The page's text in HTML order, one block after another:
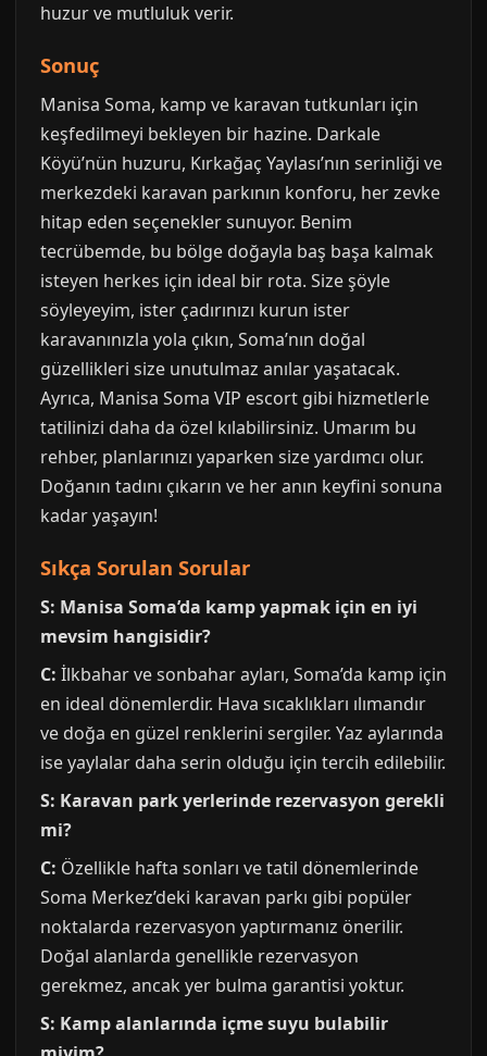
huzur ve mutluluk verir.
Sonuç
Manisa Soma, kamp ve karavan tutkunları için
keşfedilmeyi bekleyen bir hazine. Darkale
Köyü’nün huzuru, Kırkağaç Yaylası’nın serinliği ve
merkezdeki karavan parkının konforu, her zevke
hitap eden seçenekler sunuyor. Benim
tecrübemde, bu bölge doğayla baş başa kalmak
isteyen herkes için ideal bir rota. Size şöyle
söyleyeyim, ister çadırınızı kurun ister
karavanınızla yola çıkın, Soma’nın doğal
güzellikleri size unutulmaz anılar yaşatacak.
Ayrıca, Manisa Soma VIP escort gibi hizmetlerle
tatilinizi daha da özel kılabilirsiniz. Umarım bu
rehber, planlarınızı yaparken size yardımcı olur.
Doğanın tadını çıkarın ve her anın keyfini sonuna
kadar yaşayın!
Sıkça Sorulan Sorular
S: Manisa Soma’da kamp yapmak için en iyi
mevsim hangisidir?
C: İlkbahar ve sonbahar ayları, Soma’da kamp için
en ideal dönemlerdir. Hava sıcaklıkları ılımandır
ve doğa en güzel renklerini sergiler. Yaz aylarında
ise yaylalar daha serin olduğu için tercih edilebilir.
S: Karavan park yerlerinde rezervasyon gerekli
mi?
C: Özellikle hafta sonları ve tatil dönemlerinde
Soma Merkez’deki karavan parkı gibi popüler
noktalarda rezervasyon yaptırmanız önerilir.
Doğal alanlarda genellikle rezervasyon
gerekmez, ancak yer bulma garantisi yoktur.
S: Kamp alanlarında içme suyu bulabilir